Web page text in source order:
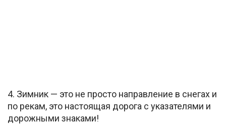
4. Зимник — это не просто направление в снегах и
по рекам, это настоящая дорога с указателями и
дорожными знаками!